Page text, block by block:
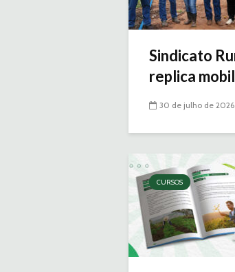
Sindicato
replica
30 de julho de 2026
CURSOS